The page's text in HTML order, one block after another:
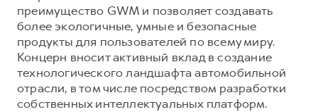
преимущество GWM и позволяет создавать
более экологичные, умные и безопасные
продукты для пользователей по всему миру.
Концерн вносит активный вклад в создание
технологического ландшафта автомобильной
отрасли, в том числе посредством разработки
собственных интеллектуальных платформ.